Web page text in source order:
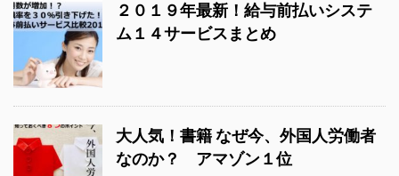
２０１９年最新！給与前払いシステ
ム１４サービスまとめ
大人気！書籍 なぜ今、外国人労働者
なのか？ アマゾン１位